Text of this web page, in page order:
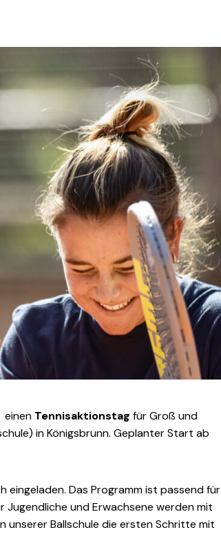
einen Tennisaktionstag für Groß und
in Königsbrunn. Geplanter Start ab
Das Programm ist passend für
und Erwachsene werden mit
unserer Ballschule die ersten Schritte mit